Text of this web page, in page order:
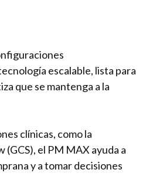
escalable, lista para
que se mantenga a la
clínicas, como la
(GCS), el PM MAX ayuda a
y a tomar decisiones